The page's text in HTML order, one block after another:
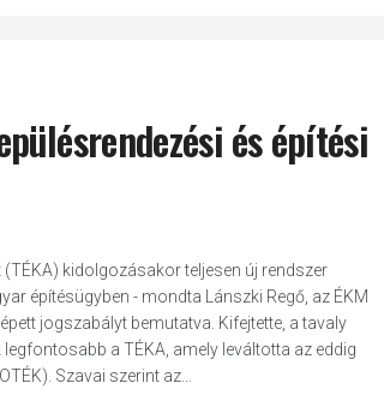
és építési
kidolgozásakor teljesen új rendszer
építésügyben - mondta Lánszki Regő, az ÉKM
jogszabályt bemutatva. Kifejtette, a tavaly
a TÉKA, amely leváltotta az eddig
Szavai szerint az...